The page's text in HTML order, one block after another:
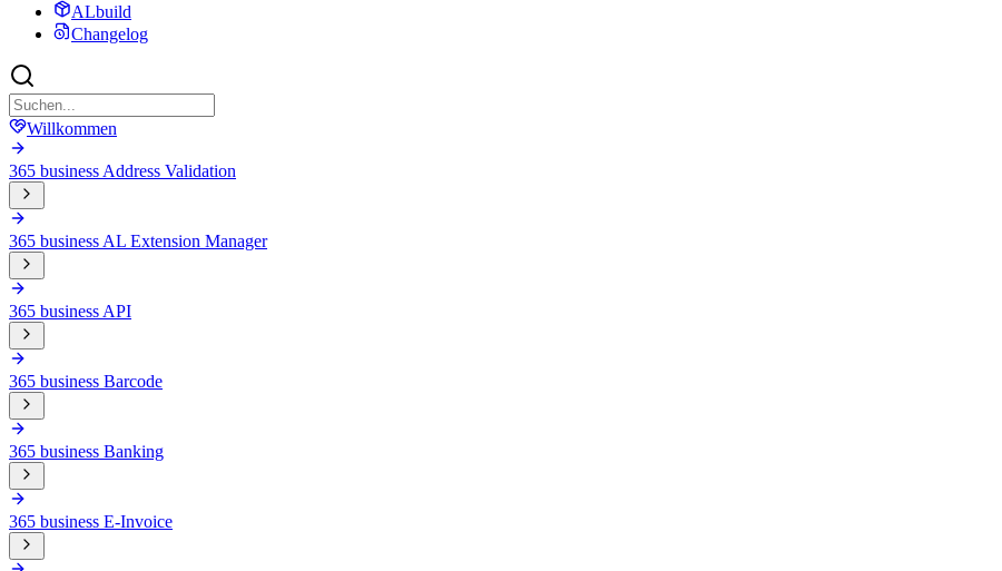
ALbuild
Changelog
Willkommen
365 business Address Validation
365 business AL Extension Manager
365 business API
365 business Barcode
365 business Banking
365 business E-Invoice